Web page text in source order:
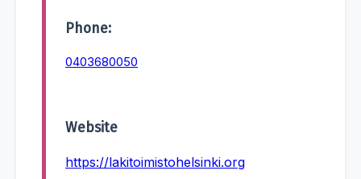
Phone:
0403680050
Website
https://lakitoimistohelsinki.org